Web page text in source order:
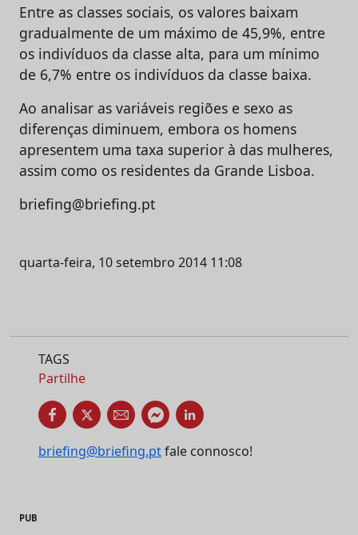
Entre as classes sociais, os valores baixam
gradualmente de um máximo de 45,9%, entre
os indivíduos da classe alta, para um mínimo
de 6,7% entre os indivíduos da classe baixa.
Ao analisar as variáveis regiões e sexo as
diferenças diminuem, embora os homens
apresentem uma taxa superior à das mulheres,
assim como os residentes da Grande Lisboa.
briefing@briefing.pt
quarta-feira, 10 setembro 2014 11:08
TAGS
Partilhe
briefing@briefing.ptfale connosco!
PUB